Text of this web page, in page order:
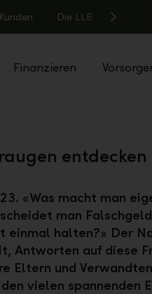
Die LLB
Finanzieren
entdecken
«Was macht man
man
einmal halten?» Der
Antworten auf diese
Eltern und
vielen spannenden